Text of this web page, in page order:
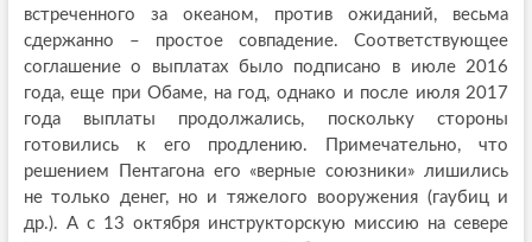
встреченного за океаном, против ожиданий, весьма
сдержанно – простое совпадение. Соответствующее
соглашение о выплатах было подписано в июле 2016
года, еще при Обаме, на год, однако и после июля 2017
года выплаты продолжались, поскольку стороны
готовились к его продлению. Примечательно, что
решением Пентагона его «верные союзники» лишились
не только денег, но и тяжелого вооружения (гаубиц и
др.). А с 13 октября инструкторскую миссию на севере